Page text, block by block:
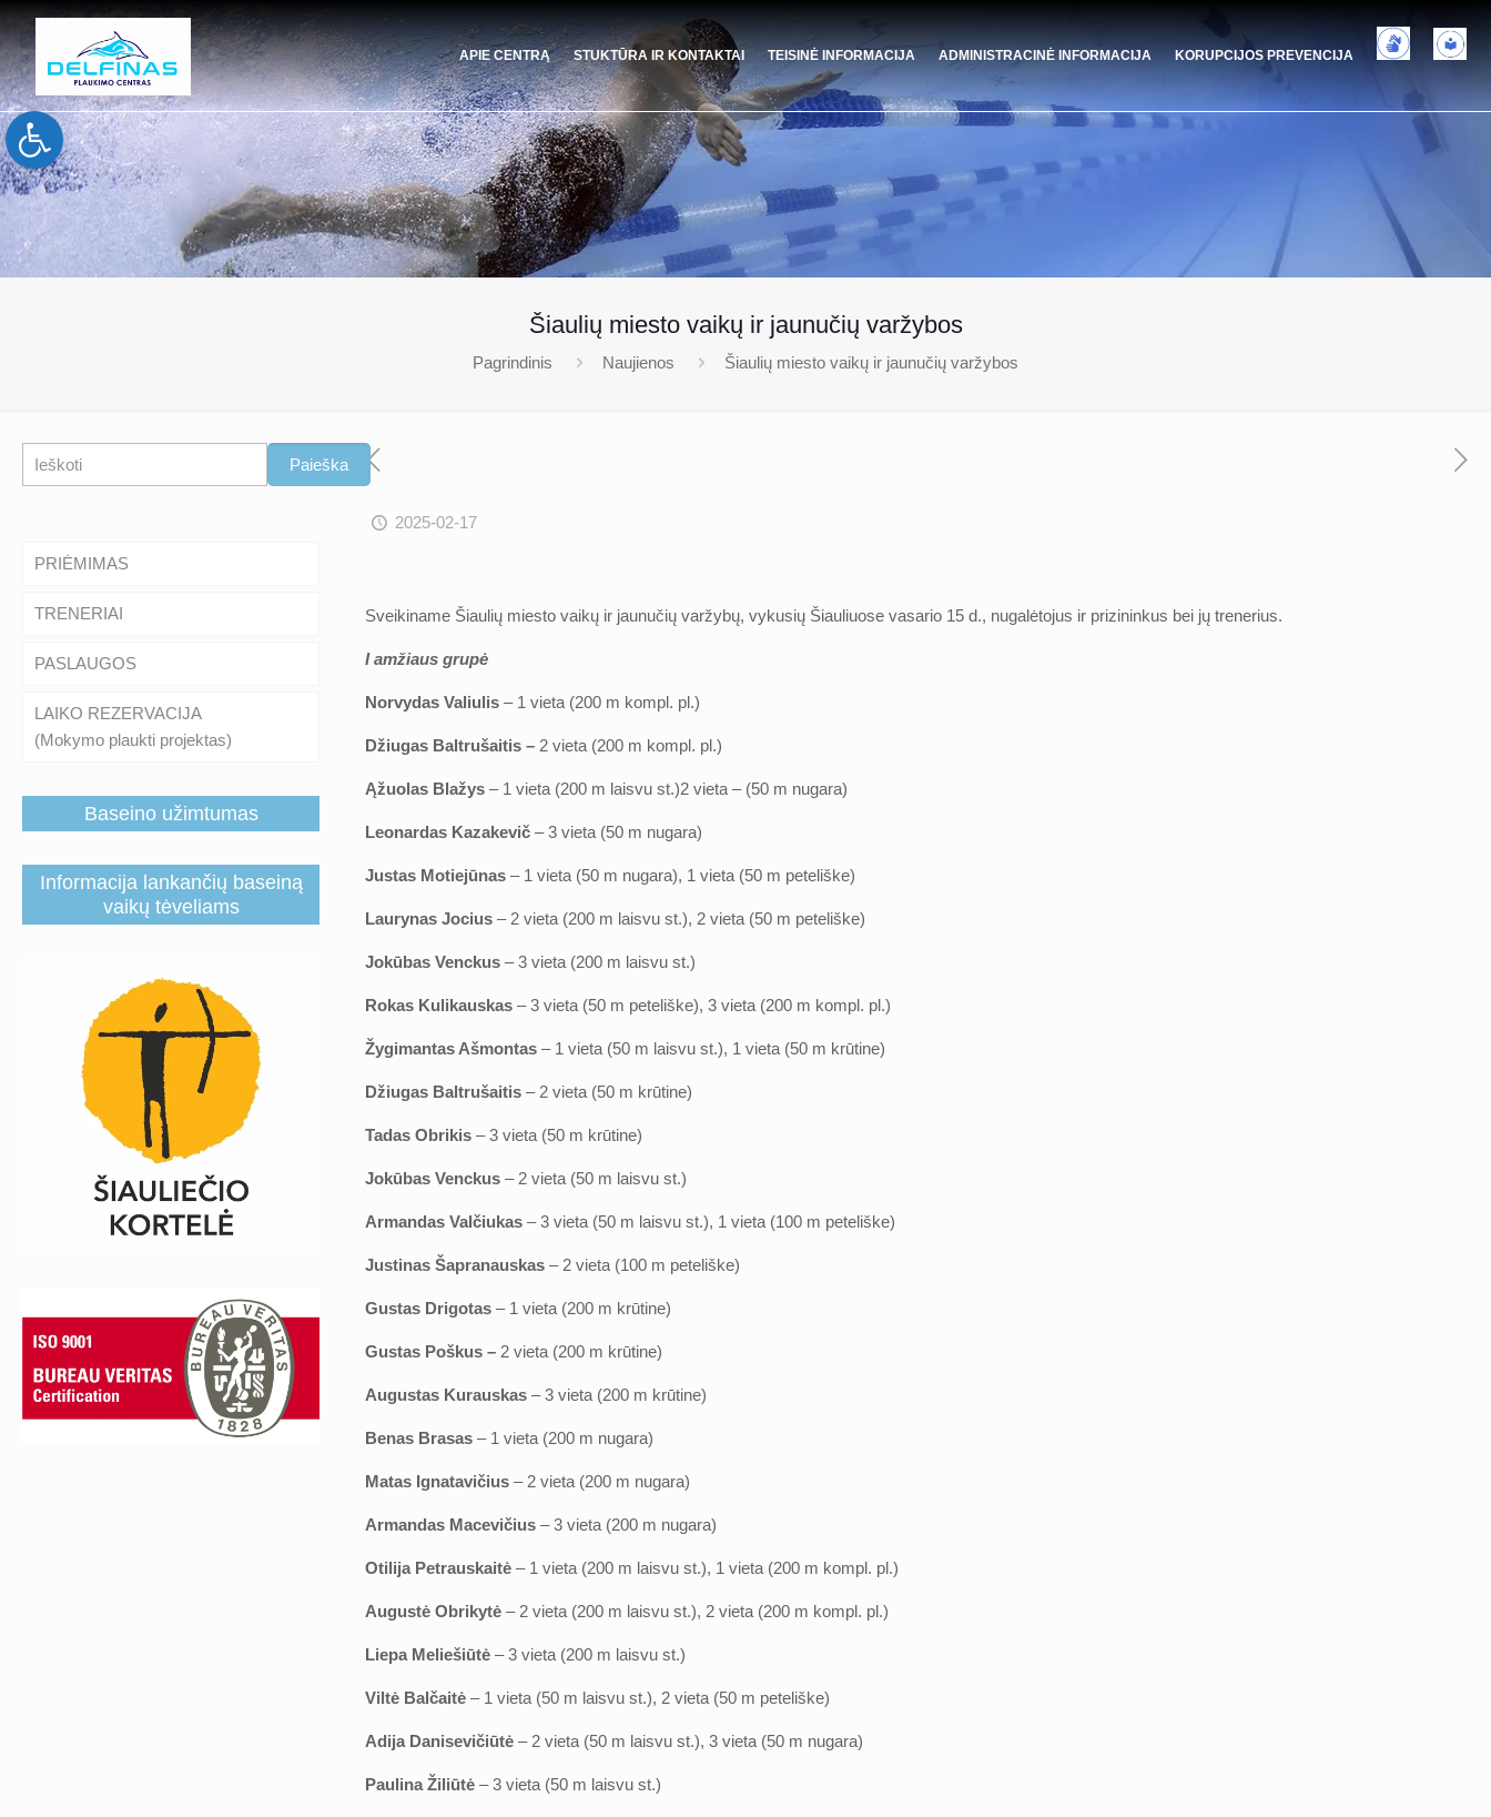
Open toolbar
APIE CENTRĄ STUKTŪRA IR KONTAKTAI TEISINĖ INFORMACIJA ADMINISTRACINĖ INFORMACIJA KORUPCIJOS PREVENCIJA
Šiaulių miesto vaikų ir jaunučių varžybos
Pagrindinis Naujienos Šiaulių miesto vaikų ir jaunučių varžybos
2025-02-17
Sveikiname Šiaulių miesto vaikų ir jaunučių varžybų, vykusių Šiauliuose vasario 15 d., nugalėtojus ir prizininkus bei jų trenerius.
I amžiaus grupė
Norvydas Valiulis – 1 vieta (200 m kompl. pl.)
Džiugas Baltrušaitis – 2 vieta (200 m kompl. pl.)
Ąžuolas Blažys – 1 vieta (200 m laisvu st.)2 vieta – (50 m nugara)
Leonardas Kazakevič – 3 vieta (50 m nugara)
Justas Motiejūnas – 1 vieta (50 m nugara), 1 vieta (50 m peteliške)
Laurynas Jocius – 2 vieta (200 m laisvu st.), 2 vieta (50 m peteliške)
Jokūbas Venckus – 3 vieta (200 m laisvu st.)
Rokas Kulikauskas – 3 vieta (50 m peteliške), 3 vieta (200 m kompl. pl.)
Žygimantas Ašmontas – 1 vieta (50 m laisvu st.), 1 vieta (50 m krūtine)
Džiugas Baltrušaitis – 2 vieta (50 m krūtine)
Tadas Obrikis– 3 vieta (50 m krūtine)
Jokūbas Venckus – 2 vieta (50 m laisvu st.)
Armandas Valčiukas– 3 vieta (50 m laisvu st.), 1 vieta (100 m peteliške)
Justinas Šapranauskas – 2 vieta (100 m peteliške)
Gustas Drigotas – 1 vieta (200 m krūtine)
Gustas Poškus – 2 vieta (200 m krūtine)
Augustas Kurauskas – 3 vieta (200 m krūtine)
Benas Brasas – 1 vieta (200 m nugara)
Matas Ignatavičius – 2 vieta (200 m nugara)
Armandas Macevičius – 3 vieta (200 m nugara)
Otilija Petrauskaitė – 1 vieta (200 m laisvu st.), 1 vieta (200 m kompl. pl.)
Augustė Obrikytė – 2 vieta (200 m laisvu st.), 2 vieta (200 m kompl. pl.)
Liepa Meliešiūtė – 3 vieta (200 m laisvu st.)
Viltė Balčaitė– 1 vieta (50 m laisvu st.), 2 vieta (50 m peteliške)
Adija Danisevičiūtė – 2 vieta (50 m laisvu st.), 3 vieta (50 m nugara)
Paulina Žiliūtė – 3 vieta (50 m laisvu st.)
Paieška Paieška
PRIĖMIMAS
TRENERIAI
PASLAUGOS
LAIKO REZERVACIJA
(Mokymo plaukti projektas)
Baseino užimtumas
Informacija lankančių baseiną
vaikų tėveliams